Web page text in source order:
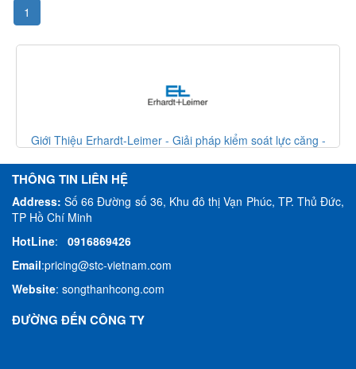
1
Giới Thiệu Erhardt-Leimer - Giải pháp kiểm soát lực
THÔNG TIN LIÊN HỆ
Address:Số 66 Đường số 36, Khu đô thị Vạn Phúc, TP. Thủ Đức,
TP Hồ Chí Minh
HotLine: 0916869426
Email:pricing@stc-vietnam.com
Website: songthanhcong.com
ĐƯỜNG ĐẾN CÔNG TY